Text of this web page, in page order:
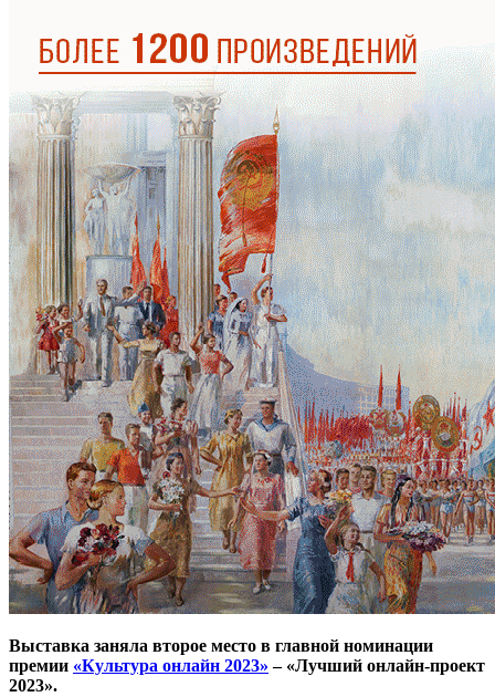
Выставка заняла второе место в главной номинации
премии «Культура онлайн 2023» – «Лучший онлайн-проект
2023».